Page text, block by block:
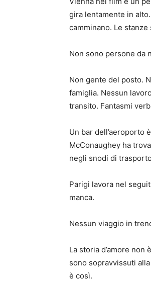
gira lentamente in
camminano. Le
Non sono persone da
Non gente del posto.
famiglia. Nessun
transito. Fantasmi
Un bar dell’aeroporto
McConaughey ha
negli snodi di
Parigi lavora nel
manca.
Nessun viaggio in
La storia d’amore
sono sopravvissuti
è così.